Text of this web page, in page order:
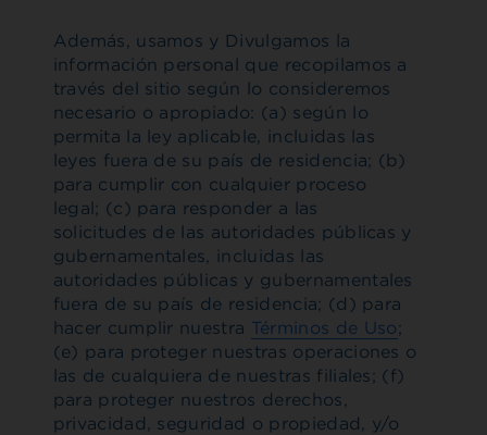
Además, usamos y Divulgamos la
información personal que recopilamos a
través del sitio según lo consideremos
necesario o apropiado: (a) según lo
permita la ley aplicable, incluidas las
leyes fuera de su país de residencia; (b)
para cumplir con cualquier proceso
legal; (c) para responder a las
solicitudes de las autoridades públicas y
gubernamentales, incluidas las
autoridades públicas y gubernamentales
fuera de su país de residencia; (d) para
hacer cumplir nuestra Términos de Uso;
(e) para proteger nuestras operaciones o
las de cualquiera de nuestras filiales; (f)
para proteger nuestros derechos,
privacidad, seguridad o propiedad, y/o